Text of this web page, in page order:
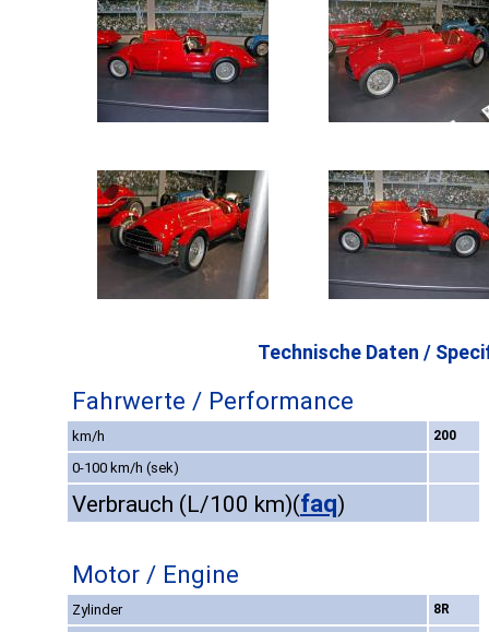
Technische Daten /
Fahrwerte / Performance
km/h 200
0-100 km/h (sek)
Verbrauch (L/100 km)(faq)
Motor / Engine
Zylinder 8R